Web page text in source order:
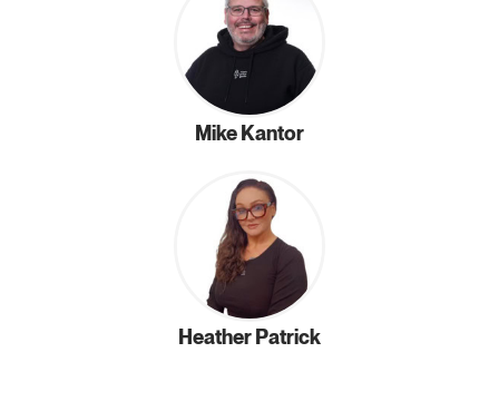
Mike Kantor
Heather Patrick